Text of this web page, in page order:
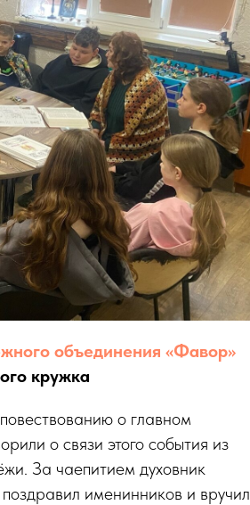
объединения «Фавор»
кружка
о главном
о связи этого события из
За чаепитием духовник
поздравил именинников и вручил